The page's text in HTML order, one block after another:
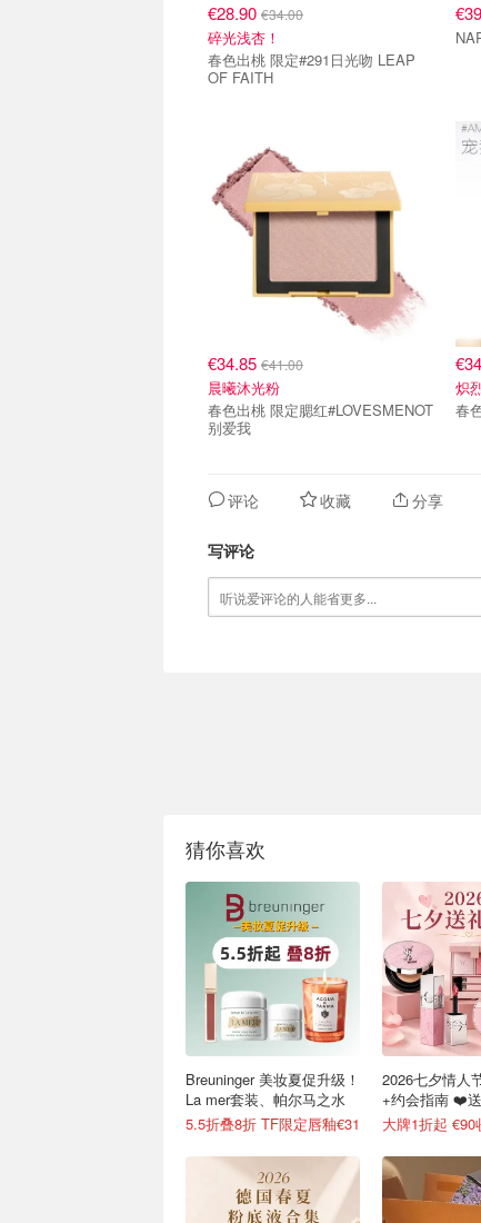
€28.90 €34.00
碎光浅杏！
春色出桃 限定#291日光吻 LEAP
OF FAITH
€34.85 €41.00
晨曦沐光粉
春色出桃 限定腮红#LOVESMENOT
别爱我
炽
春
评论 收藏 分享
写评论
猜你喜欢
Breuninger 美妆夏促升级！
La mer套装、帕尔马之水
5.5折叠8折 TF限定唇釉€31
2026七夕情人
+约会指南 ❤️
扣汇总